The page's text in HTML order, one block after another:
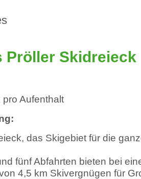
Pröller Skidreieck
pro Aufenthalt
das Skigebiet für die
fünf Abfahrten bieten bei
4,5 km Skivergnügen für